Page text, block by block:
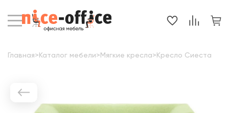
Главная> Каталог мебели> Мягкие кресла> Кресло Сиеста